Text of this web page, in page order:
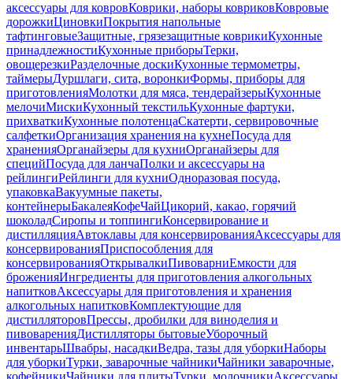
аксессуары для ковровКоврики, наборы ковриковКовровые
дорожкиЦиновкиПокрытия напольные
тафтинговыеЗащитные, грязезащитные коврикиКухонные
принадлежностиКухонные приборыТерки,
овощерезкиРазделочные доскиКухонные термометры,
таймерыДуршлаги, сита, воронкиФормы, приборы для
приготовленияМолотки для мяса, тендерайзерыКухонные
мелочиМискиКухонный текстильКухонные фартуки,
прихваткиКухонные полотенцаСкатерти, сервировочные
салфеткиОрганизация хранения на кухнеПосуда для
храненияОрганайзеры для кухниОрганайзеры для
специйПосуда для ланчаПолки и аксессуары на
рейлингиРейлинги для кухниОдноразовая посуда,
упаковкаВакуумные пакеты,
контейнерыБакалеяКофеЧайЦикорий, какао, горячий
шоколадСиропы и топпингиКонсервирование и
дистилляцияАвтоклавы для консервированияАксессуары для
консервированияПриспособления для
консервированияОткрывалкиПивоварниЕмкости для
броженияИнгредиенты для приготовления алкогольных
напитковАксессуары для приготовления и хранения
алкогольных напитковКомплектующие для
дистилляторовПрессы, дробилки для виноделия и
пивоваренияДистилляторы бытовыеУборочный
инвентарьШвабры, насадкиВедра, тазы для уборкиНаборы
для уборкиТурки, заварочные чайникиЧайники заварочные,
кофейникиЧайники для плитыТурки, молочникиАксессуары